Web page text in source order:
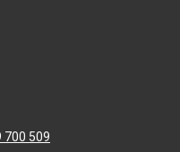
700 509